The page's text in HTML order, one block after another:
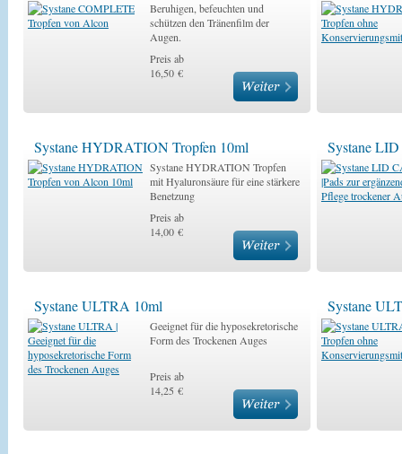
Beruhigen, befeuchten und
schützen den Tränenfilm der
Augen.
Preis ab
16,50 €
Systane HYDRATION Tropfen 10ml
Systane HYDRATION Tropfen
mit Hyaluronsäure für eine stärkere
Benetzung
Preis ab
14,00 €
Systane
Systane ULTRA 10ml
Geeignet für die hyposekretorische
Form des Trockenen Auges
Preis ab
14,25 €
Systane